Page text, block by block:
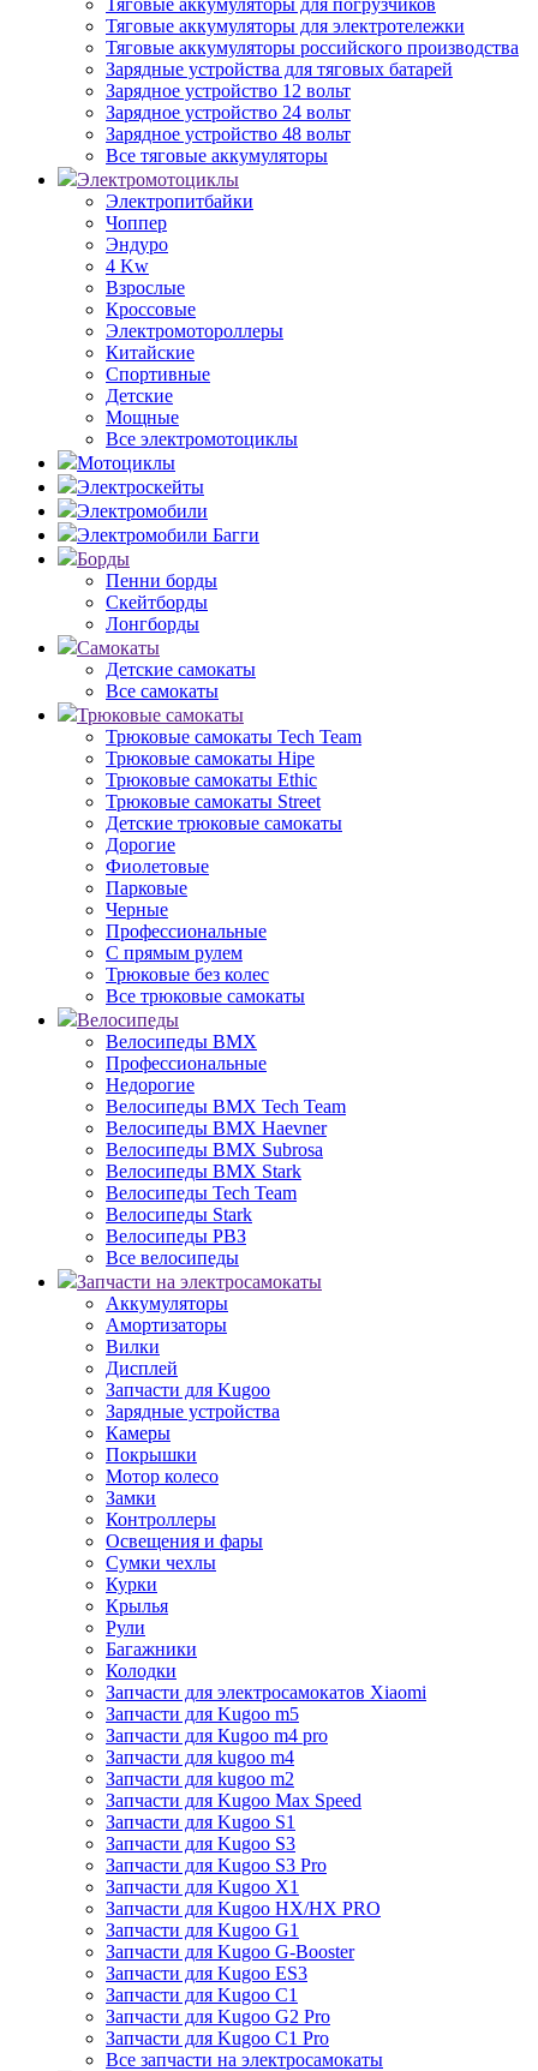
Тяговые аккумуляторы для погрузчиков
Тяговые аккумуляторы для электротележки
Тяговые аккумуляторы российского производства
Зарядные устройства для тяговых батарей
Зарядное устройство 12 вольт
Зарядное устройство 24 вольт
Зарядное устройство 48 вольт
Все тяговые аккумуляторы
Электромотоциклы
Электропитбайки
Чоппер
Эндуро
4 Kw
Взрослые
Кроссовые
Электромотороллеры
Китайские
Спортивные
Детские
Мощные
Все электромотоциклы
Мотоциклы
Электроскейты
Электромобили
Электромобили Багги
Борды
Пенни борды
Скейтборды
Лонгборды
Самокаты
Детские самокаты
Все самокаты
Трюковые самокаты
Трюковые самокаты Tech Team
Трюковые самокаты Hipe
Трюковые самокаты Ethic
Трюковые самокаты Street
Детские трюковые самокаты
Дорогие
Фиолетовые
Парковые
Черные
Профессиональные
С прямым рулем
Трюковые без колес
Все трюковые самокаты
Велосипеды
Велосипеды BMX
Профессиональные
Недорогие
Велосипеды BMX Tech Team
Велосипеды BMX Haevner
Велосипеды BMX Subrosa
Велосипеды BMX Stark
Велосипеды Tech Team
Велосипеды Stark
Велосипеды РВЗ
Все велосипеды
Запчасти на электросамокаты
Аккумуляторы
Амортизаторы
Вилки
Дисплей
Запчасти для Kugoo
Зарядные устройства
Камеры
Покрышки
Мотор колесо
Замки
Контроллеры
Освещения и фары
Сумки чехлы
Курки
Крылья
Рули
Багажники
Колодки
Запчасти для электросамокатов Xiaomi
Запчасти для Kugoo m5
Запчасти для Кugoo m4 pro
Запчасти для kugoo m4
Запчасти для kugoo m2
Запчасти для Kugoo Max Speed
Запчасти для Kugoo S1
Запчасти для Kugoo S3
Запчасти для Kugoo S3 Pro
Запчасти для Kugoo X1
Запчасти для Kugoo HX/HX PRO
Запчасти для Kugoo G1
Запчасти для Kugoo G-Booster
Запчасти для Kugoo ES3
Запчасти для Kugoo C1
Запчасти для Kugoo G2 Pro
Запчасти для Kugoo C1 Pro
Все запчасти на электросамокаты